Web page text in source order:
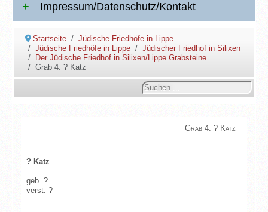
Impressum/Datenschutz/Kontakt
Startseite
Jüdische Friedhöfe in Lippe
Jüdische Friedhöfe in Lippe
Jüdischer Friedhof in Silixen
Der Jüdische Friedhof in Silixen/Lippe Grabsteine
Grab 4: ? Katz
Suchen
...
Grab 4: ? Katz
? Katz
geb. ?
verst. ?